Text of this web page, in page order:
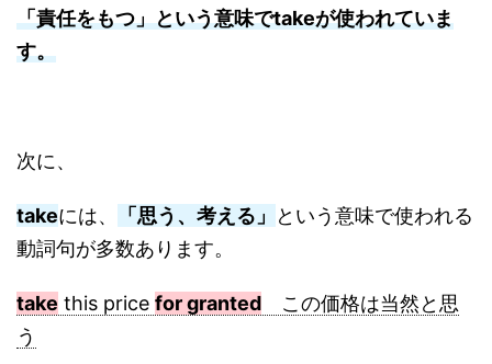
「責任をもつ」という意味でtakeが使われていま
す。
次に、
takeには、 「思う、考える」
という意味で使われる
動詞句が多数あります。
take this price for granted この価格は当然と思
う